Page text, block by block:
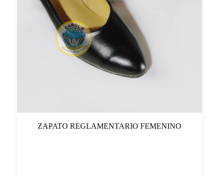
ZAPATO REGLAMENTARIO FEMENINO